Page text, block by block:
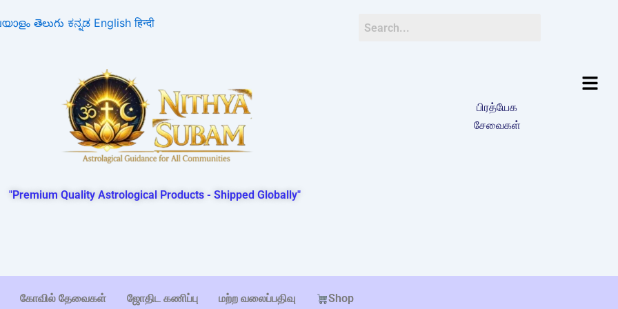
తెలుగు ಕನ್ನಡ English हिन्दी
பிரத்யேக
சேவைகள்
"Premium Quality Astrological Products - Shipped Globally"
கோவில் தேவைகள் ஜோதிட கணிப்பு மற்ற வலைப்பதிவு Shop